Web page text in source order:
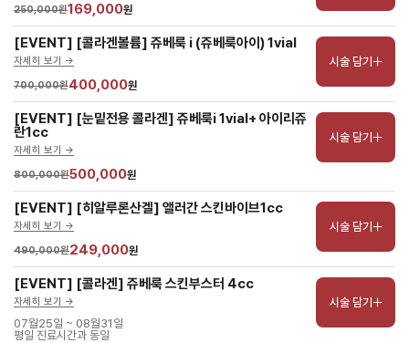
250,000원169,000원
[EVENT] [콜라겐볼륨] 쥬베룩 i (쥬베룩아이) 1vial
자세히 보기 ->
700,000원400,000원
시술 담기
[EVENT] [눈밑전용 콜라겐] 쥬베룩i 1vial+ 아이리쥬
란1cc
자세히 보기 ->
800,000원500,000원
시술 담기
[EVENT] [히알루론산겔] 앨러간 스킨바이브1cc
자세히 보기 ->
490,000원249,000원
시술 담기
[EVENT] [콜라겐] 쥬베룩 스킨부스터 4cc
자세히 보기 ->
07월25일 ~ 08월31일
평일 진료시간과 동일
시술 담기